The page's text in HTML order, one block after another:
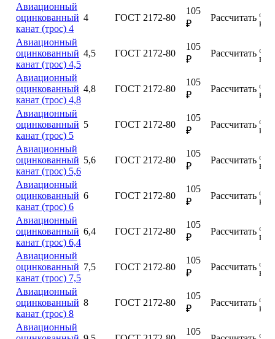
Авиационный
оцинкованный
канат (трос) 4
4 ГОСТ 2172-80
105
₽
Рассчитать
Авиационный
оцинкованный
канат (трос) 4,5
4,5 ГОСТ 2172-80
105
₽
Рассчитать
Авиационный
оцинкованный
канат (трос) 4,8
4,8 ГОСТ 2172-80
105
₽
Рассчитать
Авиационный
оцинкованный
канат (трос) 5
5 ГОСТ 2172-80
105
₽
Рассчитать
Авиационный
оцинкованный
канат (трос) 5,6
5,6 ГОСТ 2172-80
105
₽
Рассчитать
Авиационный
оцинкованный
канат (трос) 6
6 ГОСТ 2172-80
105
₽
Рассчитать
Авиационный
оцинкованный
канат (трос) 6,4
6,4 ГОСТ 2172-80
105
₽
Рассчитать
Авиационный
оцинкованный
канат (трос) 7,5
7,5 ГОСТ 2172-80
105
₽
Рассчитать
Авиационный
оцинкованный
канат (трос) 8
8 ГОСТ 2172-80
105
₽
Рассчитать
Авиационный
105